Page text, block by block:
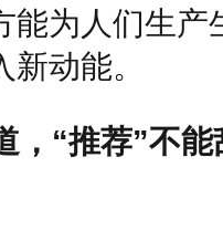
能为人们生产
动能。
，“推荐”不能